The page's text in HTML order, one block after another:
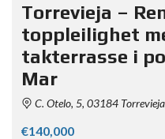
Torrevieja –
toppleilighet
takterrasse i
Mar
C. Otelo, 5, 03184
€140,000